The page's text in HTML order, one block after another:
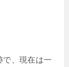
で、現在は一